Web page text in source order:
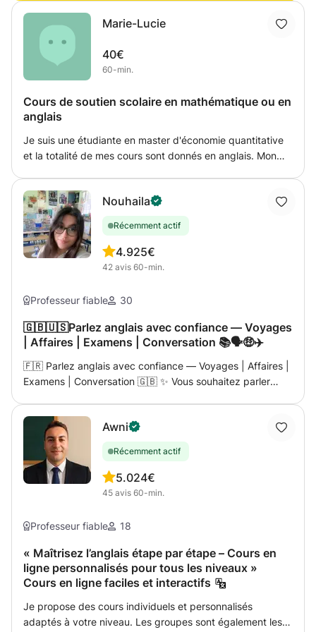
Diplôme : BA en études romanes et en allemand langue
étrangère.
Marie-Lucie
40€
60-min.
Cours de soutien scolaire en mathématique ou en
anglais
Je suis une étudiante en master d'économie quantitative
et la totalité de mes cours sont donnés en anglais. Mon
méthode de travail efficace pour le rendre autonome dans
la poursuite de ses études.
Nouhaila
Récemment actif
4.9
42 avis
25€
60-min.
Professeur fiable 30
🇬🇧🇺🇸Parlez anglais avec confiance — Voyages
| Affaires | Examens | Conversation 📚🗣️🤑✈️
🇫🇷 Parlez anglais avec confiance — Voyages | Affaires |
Examens | Conversation 🇬🇧 ✨ Vous souhaitez parler
suis une enseignante qualifiée et passionnée, avec
plusieurs années d’expérience dans l’enseignement des
langues. Ici, vous apprendrez l’anglais de manière
pratique, motivante et efficace. 👋🏼 Je m’appelle
Nouhaila et je propose des cours personnalisés,
dès le début : plus de peur, plus de silence — que de
Anglais pour Voyager → Communiquez à l’aéroport, à
l’hôtel, au restaurant, dans les transports... → Apprenez
les expressions vraiment utilisées par les natifs. → Partez
Professionnel → Vocabulaire et structures pour les
réunions, présentations, emails, négociations... → Contenu
Awni
Récemment actif
5.0
45 avis
24€
60-min.
Professeur fiable 18
« Maîtrisez l’anglais étape par étape – Cours en
ligne personnalisés pour tous les niveaux »
Cours en ligne faciles et interactifs
Je propose des cours individuels et personnalisés
adaptés à votre niveau. Les groupes sont également les